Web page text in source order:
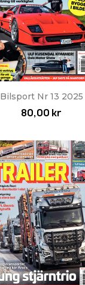
Bilsport Nr 13 2025
80,00 kr